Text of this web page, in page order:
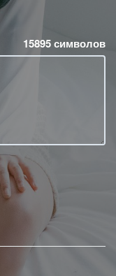
15895символов